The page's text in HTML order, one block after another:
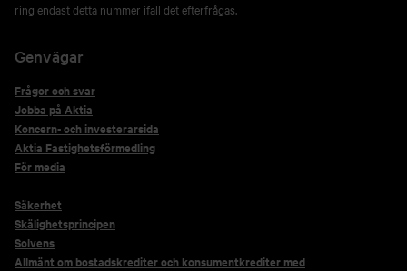
ring endast detta nummer ifall det efterfrågas.
Genvägar
Frågor och svar
Jobba på Aktia
Koncern- och investerarsida
Aktia Fastighetsförmedling
För media
Säkerhet
Skälighetsprincipen
Solvens
Allmänt om bostadskrediter och konsumentkrediter med